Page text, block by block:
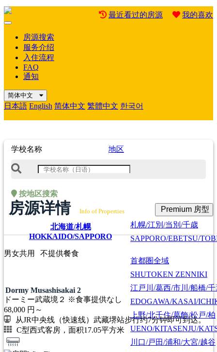
最近看过的房源 我的喜欢
Mobile
房源搜索
服务介绍
入住流程
FAQ
通知
简体中文
日本語 English 简体中文 繁體中文 한국어
学校名称 地区
按地区搜索
北海道/札幌
HOKKAIDO/SAPPORO
札幌/江別/当別/千歳
SAPPORO/EBETSU/
首都圏全域
SHUTOKEN ZENNIKI
江戸川/葛西/市川/船橋/千
EDOGAWA/KASAI/
上野/北千住/葛飾/松戸/柏
UENO/KITASENJU/
川口/戸田/浦和/大宮/越谷
房源详情 Info of Properties Premium 房型
男女共用 不提供餐食
Dormy Musashisakai 2
ドーミー武蔵境２ ※食事提供なし
68,000 円～
从JR中央线（快速线）武藏堺站步行约7分钟即可到达。
C型西式客房，面积17.05平方米